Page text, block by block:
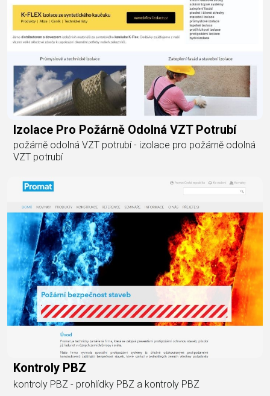
Izolace Pro Požárně Odolná VZT Potrubí
požárně odolná VZT potrubí - izolace pro požárně odolná
VZT potrubí
Kontroly PBZ
kontroly PBZ - prohlídky PBZ a kontroly PBZ